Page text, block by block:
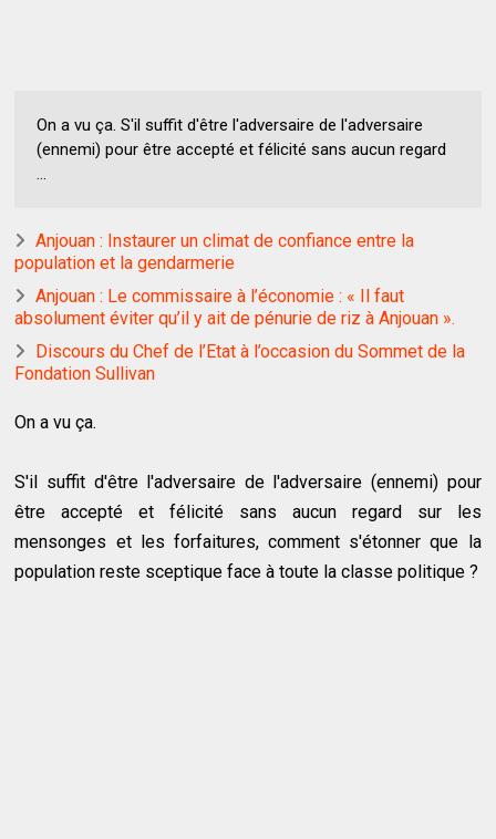
On a vu ça. S'il suffit d'être l'adversaire de l'adversaire
(ennemi) pour être accepté et félicité sans aucun regard
...
Anjouan : Instaurer un climat de confiance entre la
population et la gendarmerie
Anjouan : Le commissaire à l’économie : « Il faut
absolument éviter qu’il y ait de pénurie de riz à Anjouan ».
Discours du Chef de l’Etat à l’occasion du Sommet de la
Fondation Sullivan
On a vu ça.
S'il suffit d'être l'adversaire de l'adversaire (ennemi) pour
être accepté et félicité sans aucun regard sur les
mensonges et les forfaitures, comment s'étonner que la
population reste sceptique face à toute la classe politique ?